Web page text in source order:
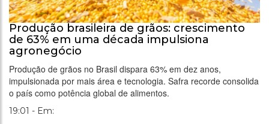
Produção brasileira de grãos: crescimento
de 63% em uma década impulsiona
agronegócio
Produção de grãos no Brasil dispara 63% em dez anos,
impulsionada por mais área e tecnologia. Safra recorde consolida
o país como potência global de alimentos.
19:01 - Em: